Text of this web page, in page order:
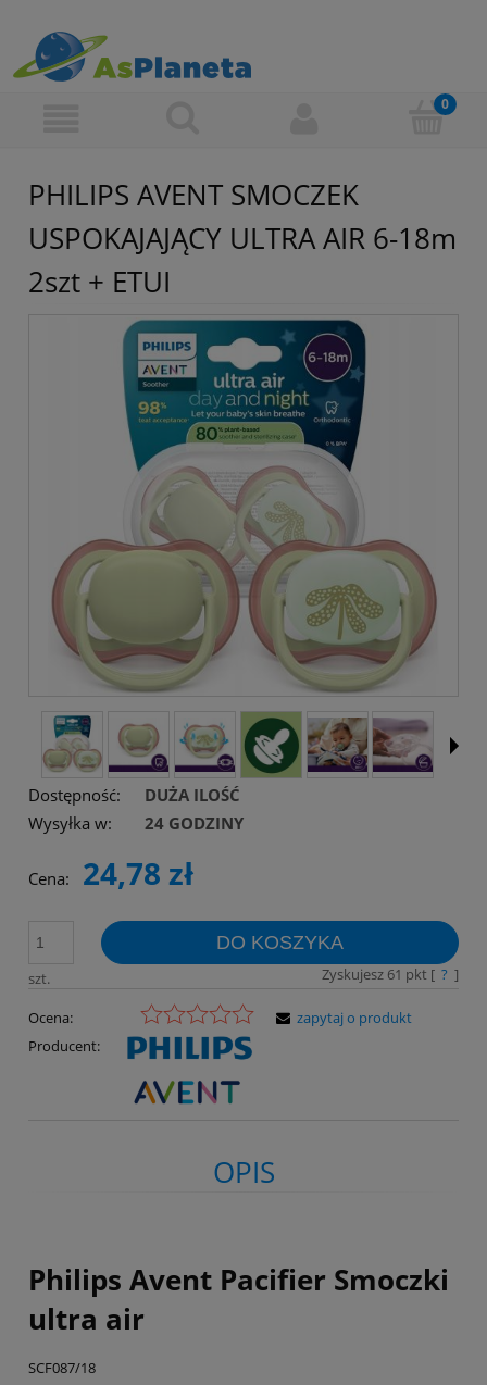
PHILIPS AVENT SMOCZEK
USPOKAJAJĄCY ULTRA AIR 6-18m
2szt + ETUI
Dostępność:
DUŻA ILOŚĆ
Wysyłka w:
24 GODZINY
Cena: 24,78 zł
szt.
DO KOSZYKA
Zyskujesz 61 pkt [ ? ]
Ocena:
Producent:
zapytaj o produkt
OPIS
Philips Avent Pacifier Smoczki
ultra air
SCF087/18